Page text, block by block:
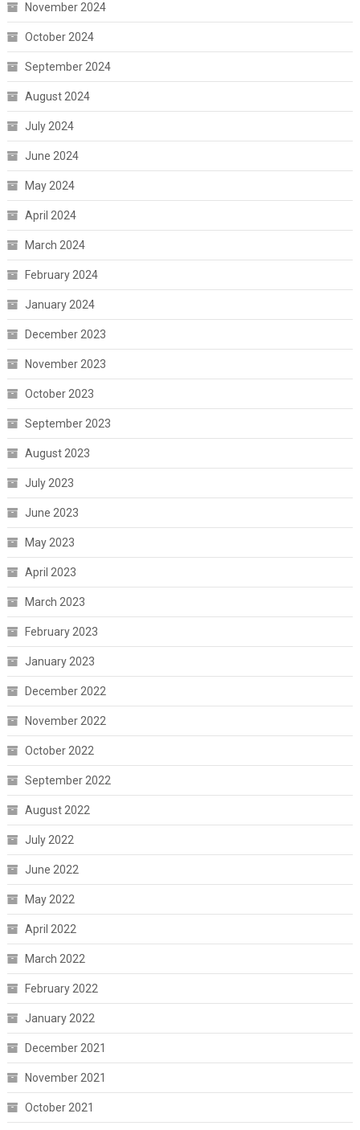
November 2024
October 2024
September 2024
August 2024
July 2024
June 2024
May 2024
April 2024
March 2024
February 2024
January 2024
December 2023
November 2023
October 2023
September 2023
August 2023
July 2023
June 2023
May 2023
April 2023
March 2023
February 2023
January 2023
December 2022
November 2022
October 2022
September 2022
August 2022
July 2022
June 2022
May 2022
April 2022
March 2022
February 2022
January 2022
December 2021
November 2021
October 2021